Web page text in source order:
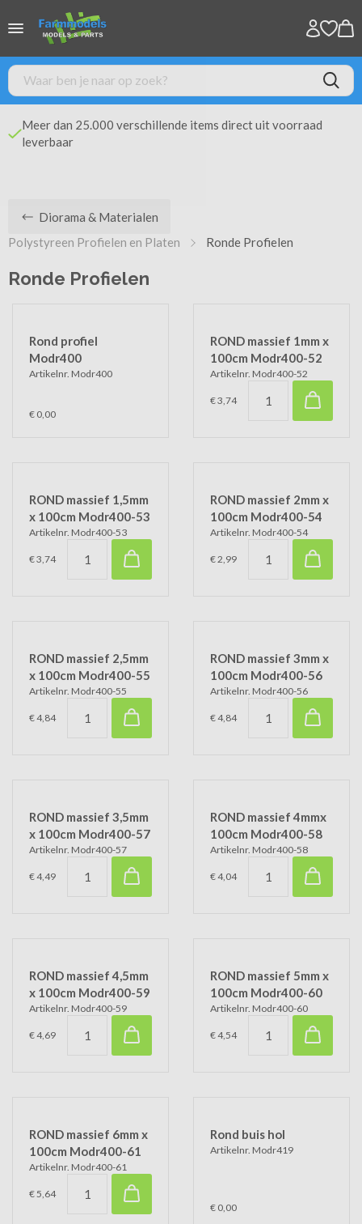
Meer dan 25.000 verschillende items direct uit voorraad
leverbaar
Diorama & Materialen
Polystyreen Profielen en Platen
Ronde Profielen
Ronde Profielen
Rond profiel
Modr400
Artikelnr. Modr400
€ 0,00
ROND massief 1mm x
100cm Modr400-52
Artikelnr. Modr400-52
€ 3,74
ROND massief 1,5mm
x 100cm Modr400-53
Artikelnr. Modr400-53
€ 3,74
ROND massief 2mm x
100cm Modr400-54
Artikelnr. Modr400-54
€ 2,99
ROND massief 2,5mm
x 100cm Modr400-55
Artikelnr. Modr400-55
€ 4,84
ROND massief 3mm x
100cm Modr400-56
Artikelnr. Modr400-56
€ 4,84
ROND massief 3,5mm
x 100cm Modr400-57
Artikelnr. Modr400-57
€ 4,49
ROND massief 4mmx
100cm Modr400-58
Artikelnr. Modr400-58
€ 4,04
ROND massief 4,5mm
x 100cm Modr400-59
Artikelnr. Modr400-59
€ 4,69
ROND massief 5mm x
100cm Modr400-60
Artikelnr. Modr400-60
€ 4,54
ROND massief 6mm x
100cm Modr400-61
Artikelnr. Modr400-61
€ 5,64
Rond buis hol
Artikelnr. Modr419
€ 0,00